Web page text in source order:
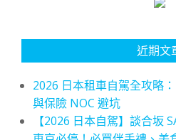
近期文
2026 日本租車自駕全攻略
與保險 NOC 避坑
【2026 日本自駕】談合坂